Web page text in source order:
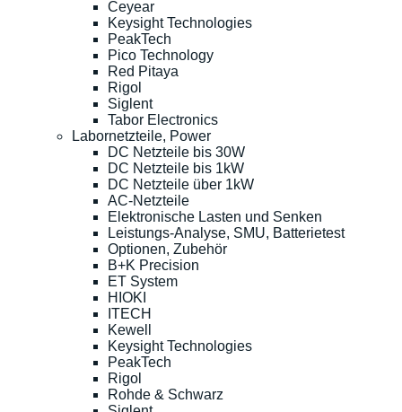
Ceyear
Keysight Technologies
PeakTech
Pico Technology
Red Pitaya
Rigol
Siglent
Tabor Electronics
Labornetzteile, Power
DC Netzteile bis 30W
DC Netzteile bis 1kW
DC Netzteile über 1kW
AC-Netzteile
Elektronische Lasten und Senken
Leistungs-Analyse, SMU, Batterietest
Optionen, Zubehör
B+K Precision
ET System
HIOKI
ITECH
Kewell
Keysight Technologies
PeakTech
Rigol
Rohde & Schwarz